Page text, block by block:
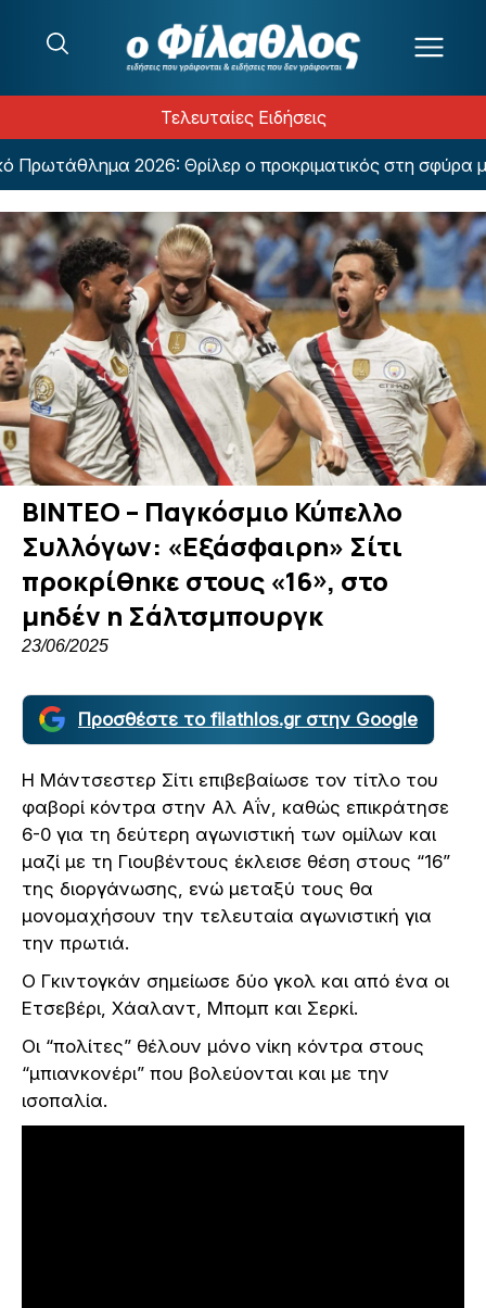
Τελευταίες Ειδήσεις
2026: Θρίλερ ο προκριματικός στη σφύρα με
ΒΙΝΤΕΟ – Παγκόσμιο Κύπελλο
Συλλόγων: «Εξάσφαιρη» Σίτι
προκρίθηκε στους «16», στο
μηδέν η Σάλτσμπουργκ
23/06/2025
Προσθέστε το filathlos.gr στην Google
Η Μάντσεστερ Σίτι επιβεβαίωσε τον τίτλο του
φαβορί κόντρα στην Αλ Αΐν, καθώς επικράτησε
6-0 για τη δεύτερη αγωνιστική των ομίλων και
μαζί με τη Γιουβέντους έκλεισε θέση στους “16”
της διοργάνωσης, ενώ μεταξύ τους θα
μονομαχήσουν την τελευταία αγωνιστική για
την πρωτιά.
Ο Γκιντογκάν σημείωσε δύο γκολ και από ένα οι
Ετσεβέρι, Χάαλαντ, Μπομπ και Σερκί.
Οι “πολίτες” θέλουν μόνο νίκη κόντρα στους
“μπιανκονέρι” που βολεύονται και με την
ισοπαλία.